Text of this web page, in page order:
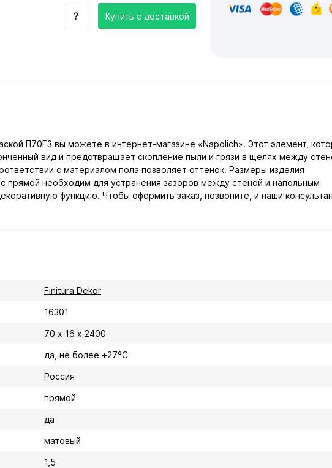
Купить c доставкой
П70F3 вы можете в интернет-магазине «Napolich». Этот элемент,
вид и предотвращает скопление пыли и грязи в щелях между
с материалом пола позволяет оттенок. Размеры изделия
прямой необходим для устранения зазоров между стеной и напольным
функцию. Чтобы оформить заказ, позвоните, и наши
Finitura Dekor
16301
70 х 16 х 2400
да, не более +27°C
Россия
прямой
да
матовый
1,5